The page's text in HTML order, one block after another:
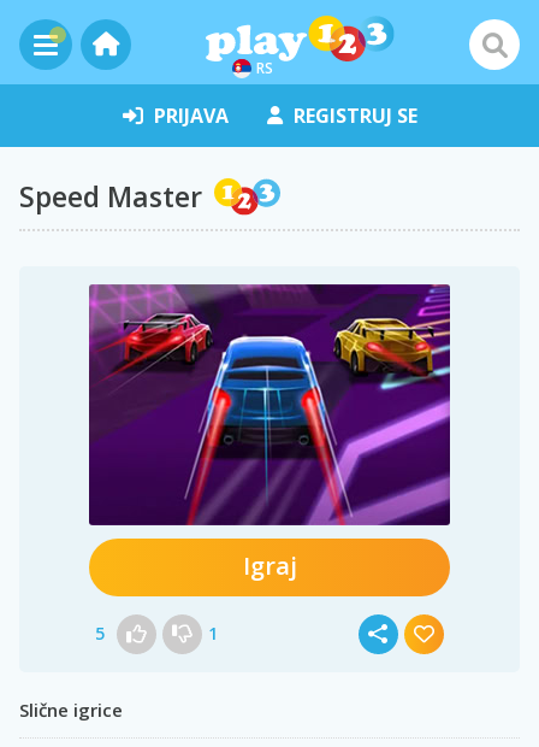
RS
PRIJAVA REGISTRUJ SE
Speed Master
Igraj
5 1
Slične igrice